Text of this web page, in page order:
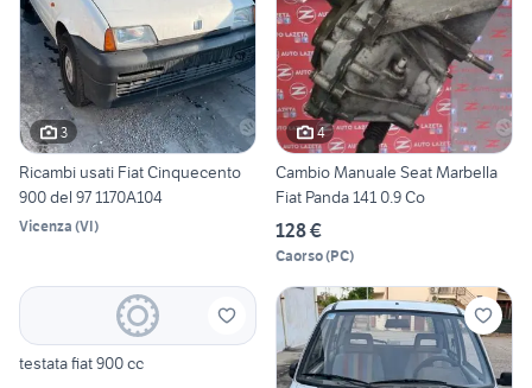
3
Ricambi usati Fiat Cinquecento
900 del 97 1170A104
Vicenza (VI)
4
Cambio Manuale Seat Marbella
Fiat Panda 141 0.9 Co
128 €
Caorso(PC)
testata fiat 900 cc